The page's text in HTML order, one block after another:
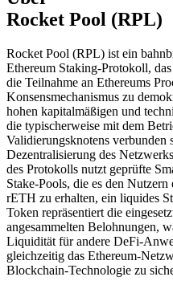
Rocket Pool (RPL)
Rocket Pool (RPL) ist ein
Ethereum Staking-Protokoll,
die Teilnahme an Ethereums
Konsensmechanismus zu
hohen kapitalmäßigen und
die typischerweise mit dem
Validierungsknotens verbunden
Dezentralisierung des
des Protokolls nutzt geprüfte
Stake-Pools, die es den
rETH zu erhalten, ein liquides
Token repräsentiert die
angesammelten Belohnungen,
Liquidität für andere DeFi-
gleichzeitig das Ethereum-
Blockchain-Technologie zu